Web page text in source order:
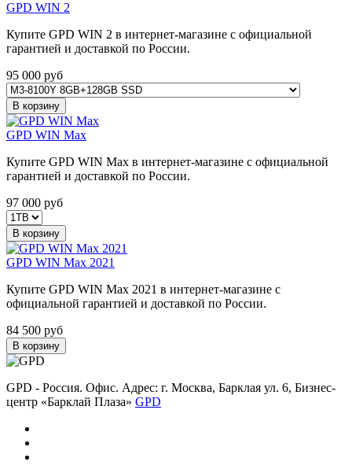
GPD WIN 2
Купите GPD WIN 2 в интернет-магазине с официальной
гарантией и доставкой по России.
95 000 руб
В корзину
GPD WIN Max
Купите GPD WIN Max в интернет-магазине с официальной
гарантией и доставкой по России.
97 000 руб
В корзину
GPD WIN Max 2021
Купите GPD WIN Max 2021 в интернет-магазине с
официальной гарантией и доставкой по России.
84 500 руб
В корзину
GPD - Россия. Офис. Адрес: г. Москва, Барклая ул. 6, Бизнес-
центр «Барклай Плаза» GPD